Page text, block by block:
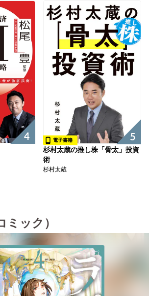
4 5
電子書籍
杉村太蔵の推し株「骨太」投資
術
杉村太蔵
ミック）